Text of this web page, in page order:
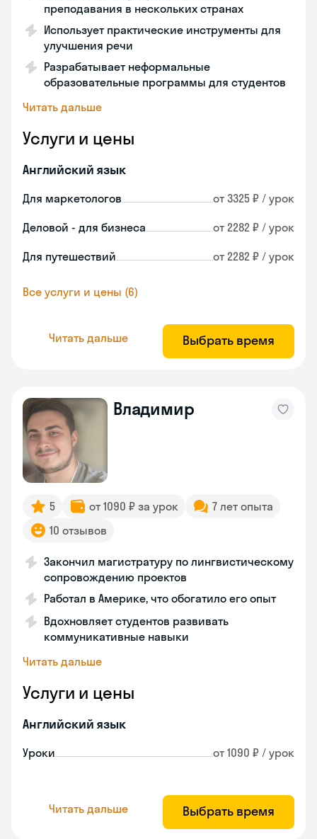
преподавания в нескольких странах
Использует практические инструменты для
улучшения речи
Разрабатывает неформальные
образовательные программы для студентов
Читать дальше
Услуги и цены
Английский язык
Для маркетологов от 3325 ₽ / урок
Деловой - для бизнеса от 2282 ₽ / урок
Для путешествий от 2282 ₽ / урок
Все услуги и цены (6)
Читать дальше Выбрать время
Владимир
5 от 1090 ₽ за урок
7 лет опыта
10 отзывов
Закончил магистратуру по лингвистическому
сопровождению проектов
Работал в Америке, что обогатило его опыт
Вдохновляет студентов развивать
коммуникативные навыки
Читать дальше
Услуги и цены
Английский язык
Уроки от 1090 ₽ / урок
Читать дальше Выбрать время